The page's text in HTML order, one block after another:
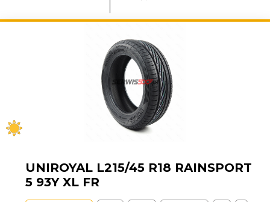
UNIROYAL L215/45 R18 RAINSPORT
5 93Y XL FR